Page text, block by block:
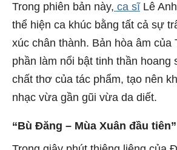
Trong phiên bản này, ca sĩLê
thể hiện ca khúc bằng tất cả sự
xúc chân thành. Bản hòa âm của
phần làm nổi bật tinh thần hoang
chất thơ của tác phẩm, tạo nên
nhạc vừa gần gũi vừa da diết.
“Bù Đăng – Mùa Xuân đầu tiên”